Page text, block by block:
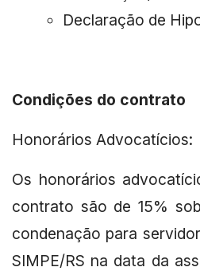
Declaração de
Condições do contrato
Honorários Advocatícios:
Os honorários
contrato são de 15%
condenação para
SIMPE/RS na data da